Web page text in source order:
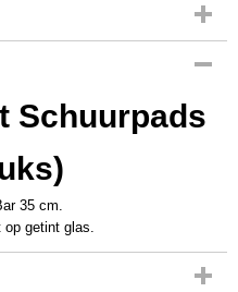
Schuurpads
35 cm.
op getint glas.